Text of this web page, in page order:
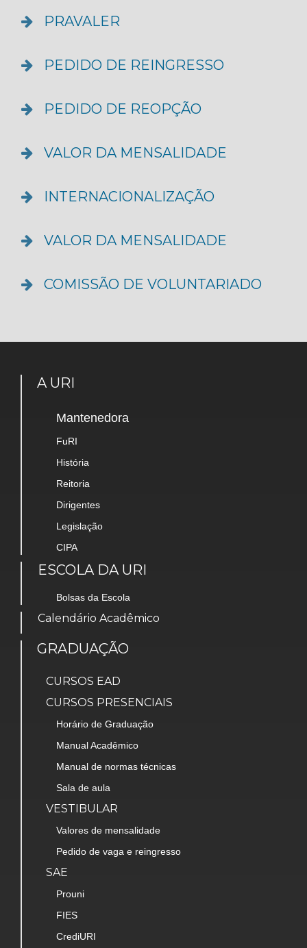
PRAVALER
PEDIDO DE REINGRESSO
PEDIDO DE REOPÇÃO
VALOR DA MENSALIDADE
INTERNACIONALIZAÇÃO
VALOR DA MENSALIDADE
COMISSÃO DE VOLUNTARIADO
A URI
Mantenedora
FuRI
História
Reitoria
Dirigentes
Legislação
CIPA
ESCOLA DA URI
Bolsas da Escola
Calendário Acadêmico
GRADUAÇÃO
CURSOS EAD
CURSOS PRESENCIAIS
Horário de Graduação
Manual Acadêmico
Manual de normas técnicas
Sala de aula
VESTIBULAR
Valores de mensalidade
Pedido de vaga e reingresso
SAE
Prouni
FIES
CrediURI